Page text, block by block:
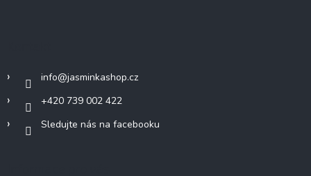
info@jasminkashop.cz
+420 739 002 422
Sledujte nás na facebooku